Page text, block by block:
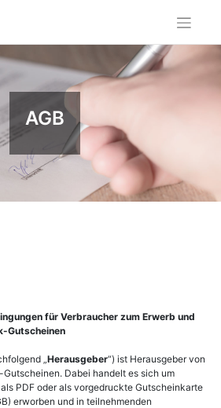
AGB
für Verbraucher zum Erwerb und
Gutscheinen
„ Herausgeber“) ist Herausgeber von
Dabei handelt es sich um
PDF oder als vorgedruckte Gutscheinkarte
erworben und in teilnehmenden